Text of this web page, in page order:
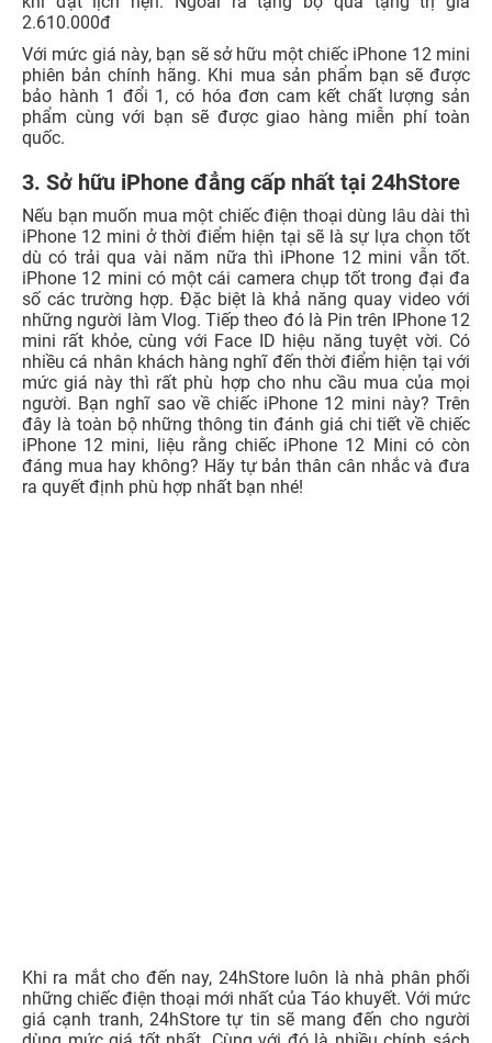
3. Sở hữu iPhone đẳng cấp nhất tại 24hStore
Nếu bạn muốn mua một chiếc điện thoại dùng lâu dài thì
iPhone 12 mini ở thời điểm hiện tại sẽ là sự lựa chọn tốt
dù có trải qua vài năm nữa thì iPhone 12 mini vẫn tốt.
iPhone 12 mini có một cái camera chụp tốt trong đại đa
số các trường hợp. Đặc biệt là khả năng quay video với
những người làm Vlog. Tiếp theo đó là Pin trên IPhone 12
mini rất khỏe, cùng với Face ID hiệu năng tuyệt vời. Có
nhiều cá nhân khách hàng nghĩ đến thời điểm hiện tại với
mức giá này thì rất phù hợp cho nhu cầu mua của mọi
người. Bạn nghĩ sao về chiếc iPhone 12 mini này? Trên
đây là toàn bộ những thông tin đánh giá chi tiết về chiếc
iPhone 12 mini, liệu rằng chiếc iPhone 12 Mini có còn
đáng mua hay không? Hãy tự bản thân cân nhắc và đưa
ra quyết định phù hợp nhất bạn nhé!
tốt uý tín. 24hStore được hình thành dựa trên nhiều năm
kinh nghiệm trong lĩnh vực kinh doanh dịch vụ chăm sóc
người dùng di động. Thấu hiểu những băn khoăn, trăn trở
của quý khách hàng trong việc lựa chọn chiếc điện thoại